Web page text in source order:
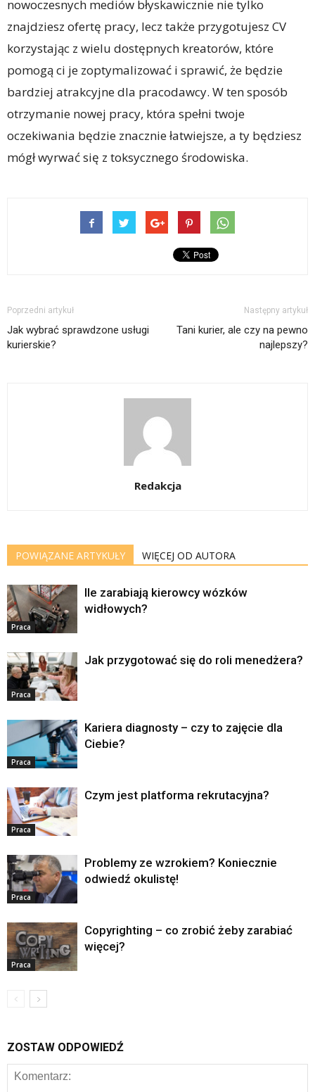
nowoczesnych mediów błyskawicznie nie tylko
znajdziesz ofertę pracy, lecz także przygotujesz CV
korzystając z wielu dostępnych kreatorów, które
pomogą ci je zoptymalizować i sprawić, że będzie
bardziej atrakcyjne dla pracodawcy. W ten sposób
otrzymanie nowej pracy, która spełni twoje
oczekiwania będzie znacznie łatwiejsze, a ty będziesz
mógł wyrwać się z toksycznego środowiska.
Poprzedni artykuł
Jak wybrać sprawdzone usługi
kurierskie?
Następny artykuł
Tani kurier, ale czy na pewno
najlepszy?
Redakcja
POWIĄZANE ARTYKUŁY WIĘCEJ OD AUTORA
Praca
Ile zarabiają kierowcy wózków
widłowych?
Praca
Jak przygotować się do roli menedżera?
Praca
Kariera diagnosty – czy to zajęcie dla
Ciebie?
Praca
Czym jest platforma rekrutacyjna?
Praca
Problemy ze wzrokiem? Koniecznie
odwiedź okulistę!
Praca
Copyrighting – co zrobić żeby zarabiać
więcej?
ZOSTAW ODPOWIEDŹ